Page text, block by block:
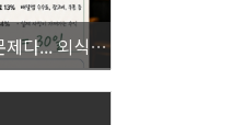
재료비가 아니라 구조가 문제다... 외식업 수익을 결정하는 진짜 숫자의 비밀